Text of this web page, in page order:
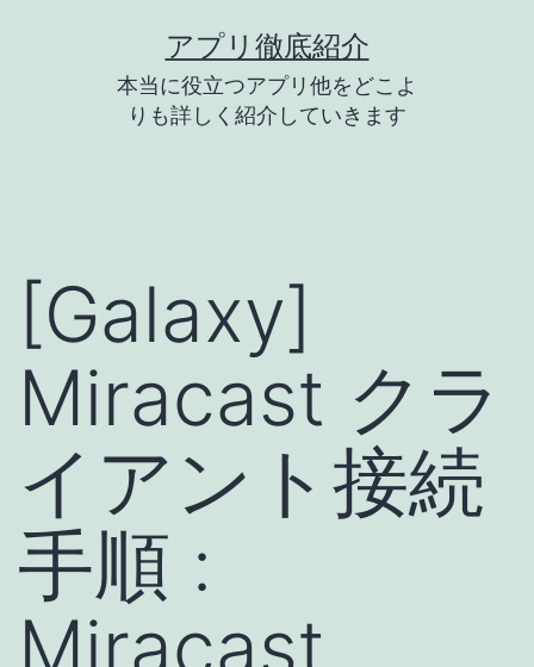
アプリ徹底紹介
本当に役立つアプリ他をどこよ
りも詳しく紹介していきます
[Galaxy]
Miracast クラ
イアント接続
手順 :
Miracast